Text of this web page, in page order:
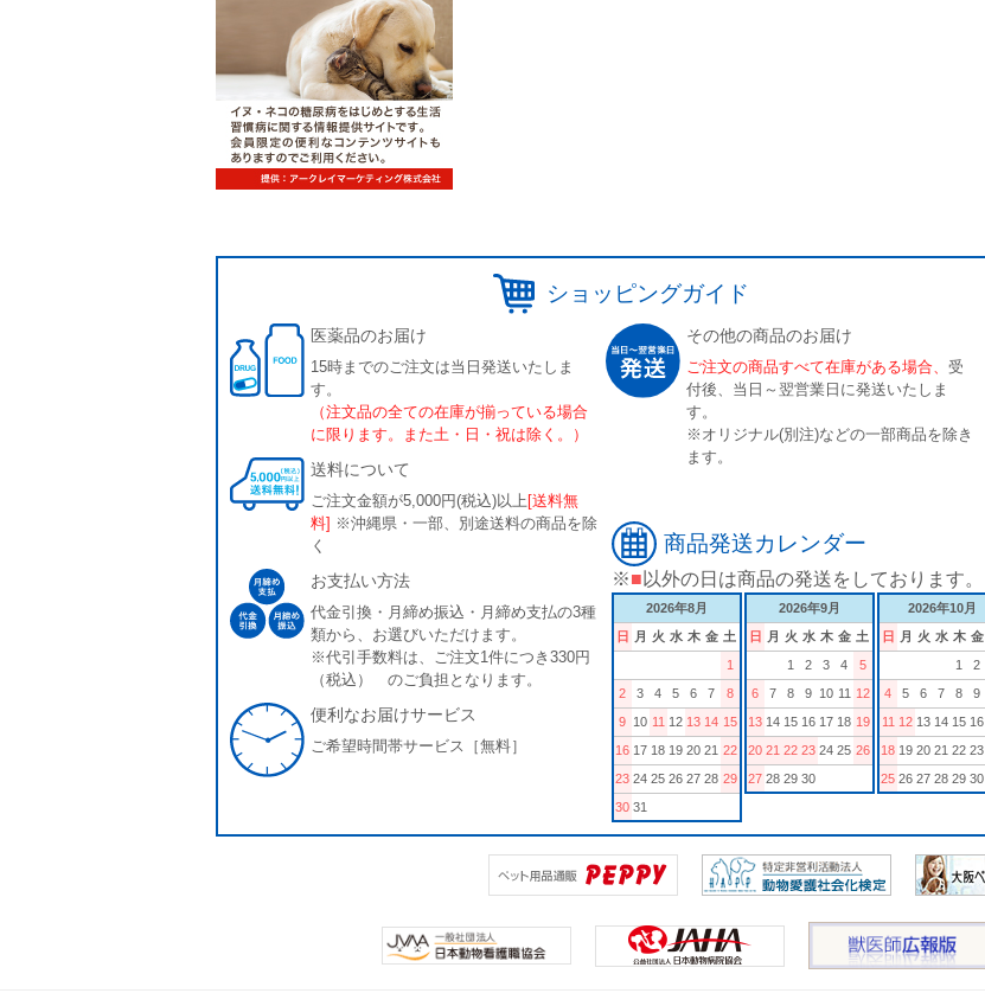
ショッピングガイド
医薬品のお届け
15時までのご注文は当日発送いたしま
す。
（注文品の全ての在庫が揃っている場合
に限ります。また土・日・祝は除く。）
送料について
ご注文金額が5,000円(税込)以上 [送料無
料] ※沖縄県・一部、別途送料の商品を除
く
お支払い方法
代金引換・月締め振込・月締め支払の3種
類から、お選びいただけます。
※代引手数料は、ご注文1件につき330円
（税込） のご負担となります。
便利なお届けサービス
ご希望時間帯サービス［無料］
その他の商品のお届け
ご注文の商品すべて在庫がある場合、 受
付後、当日～翌営業日に発送いたしま
す。
※オリジナル(別注)などの一部商品を除き
ます。
商品発送カレンダー
※■ 以外の日は商品の発送をしております。
2026年8月
日
月 火 水 木 金 土
1
2
3 4 5 6 7
8
9 10 11 12 13 14 15
16 17 18 19 20 21 22
23 24 25 26 27 28 29
30 31
2026年9月
日
月 火 水 木 金 土
1
2 3 4
5
6
7 8 9 10 11 12
13 14 15 16 17 18 19
20 21 22 23 24 25 26
27 28 29 30
2026年10月
日
月 火 水 木 金
1
2
4
5 6 7 8 9
11 12 13 14 15 16
18 19 20 21 22 23
25 26 27 28 29 30